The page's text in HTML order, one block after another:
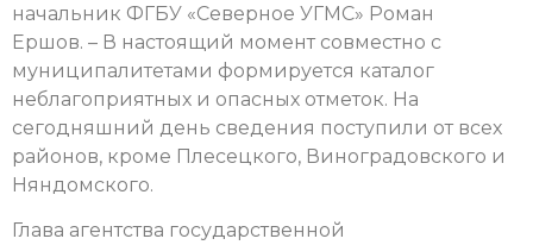
начальник ФГБУ «Северное УГМС» Роман
Ершов. – В настоящий момент совместно с
муниципалитетами формируется каталог
неблагоприятных и опасных отметок. На
сегодняшний день сведения поступили от всех
районов, кроме Плесецкого, Виноградовского и
Няндомского.
Глава агентства государственной